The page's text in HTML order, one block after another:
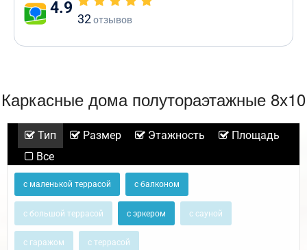
4.9
32отзывов
Каркасные дома полутораэтажные 8х10
Тип Размер Этажность
Площадь
Все
с маленькой террасой с балконом
с большой террасой с эркером с сауной
с гаражом с террасой